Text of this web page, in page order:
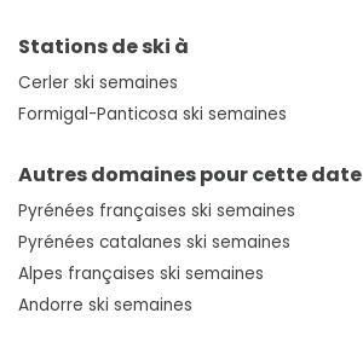
Stations de ski à
Cerler ski semaines
Formigal-Panticosa ski semaines
Autres domaines pour cette date
Pyrénées françaises ski semaines
Pyrénées catalanes ski semaines
Alpes françaises ski semaines
Andorre ski semaines